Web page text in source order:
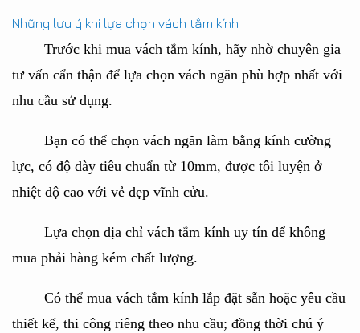
Những lưu ý khi lựa chọn vách tắm kính
Trước khi mua vách tắm kính, hãy nhờ chuyên gia
tư vấn cẩn thận để lựa chọn vách ngăn phù hợp nhất với
nhu cầu sử dụng.
Bạn có thể chọn vách ngăn làm bằng kính cường
lực, có độ dày tiêu chuẩn từ 10mm, được tôi luyện ở
nhiệt độ cao với vẻ đẹp vĩnh cửu.
Lựa chọn địa chỉ vách tắm kính uy tín để không
mua phải hàng kém chất lượng.
Có thể mua vách tắm kính lắp đặt sẵn hoặc yêu cầu
thiết kế, thi công riêng theo nhu cầu; đồng thời chú ý